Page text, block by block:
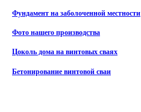
Фундамент на заболоченной местности
Фото нашего производства
Цоколь дома на винтовых сваях
Бетонирование винтовой сваи